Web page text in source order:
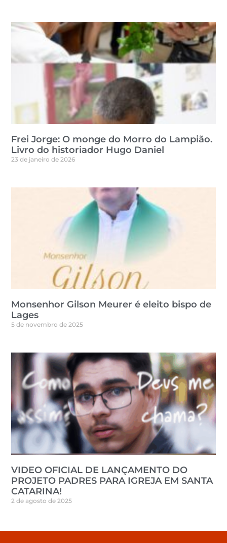
Frei Jorge: O monge do Morro do Lampião.
Livro do historiador Hugo Daniel
23 de janeiro de 2026
Monsenhor Gilson Meurer é eleito bispo de
Lages
5 de novembro de 2025
VIDEO OFICIAL DE LANÇAMENTO DO
PROJETO PADRES PARA IGREJA EM SANTA
CATARINA!
2 de agosto de 2025